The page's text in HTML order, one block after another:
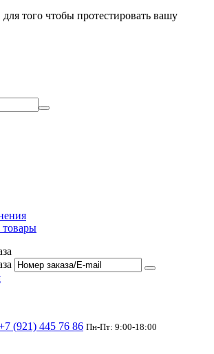
того чтобы протестировать вашу
(921) 445 76 86 Пн-Пт: 9:00-18:00